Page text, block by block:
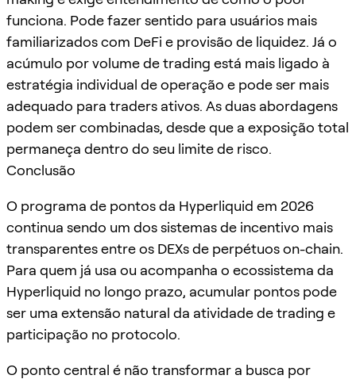
funciona. Pode fazer sentido para usuários mais
familiarizados com DeFi e provisão de liquidez. Já o
acúmulo por volume de trading está mais ligado à
estratégia individual de operação e pode ser mais
adequado para traders ativos. As duas abordagens
podem ser combinadas, desde que a exposição total
permaneça dentro do seu limite de risco.
Conclusão
O programa de pontos da Hyperliquid em 2026
continua sendo um dos sistemas de incentivo mais
transparentes entre os DEXs de perpétuos on-chain.
Para quem já usa ou acompanha o ecossistema da
Hyperliquid no longo prazo, acumular pontos pode
ser uma extensão natural da atividade de trading e
participação no protocolo.
O ponto central é não transformar a busca por